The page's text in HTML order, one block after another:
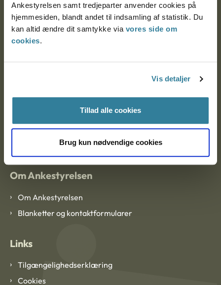
Ankestyrelsen samt tredjeparter anvender cookies på
hjemmesiden, blandt andet til indsamling af statistik. Du
kan altid ændre dit samtykke via vores side om
cookies.
Vis detaljer
Tillad alle cookies
Brug kun nødvendige cookies
Nytorv 7, 2. sal
9000 Aalborg
EAN: 57 98 000 35 48 21
CVR: 1007 4002
Om Ankestyrelsen
Om Ankestyrelsen
Blanketter og kontaktformularer
Links
Tilgængelighedserklæring
Cookies